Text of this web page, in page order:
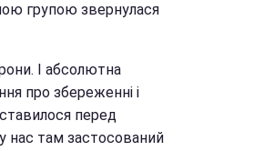
групою звернулася
І абсолютна
про збереженні і
перед
нас там застосований